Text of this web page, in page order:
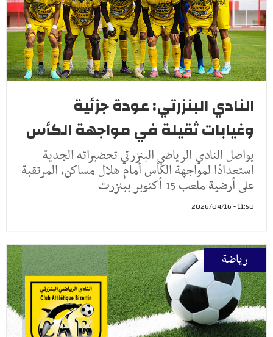
النادي البنزرتي: عودة جزئية
وغيابات ثقيلة في مواجهة الكأس
يواصل النادي الرياضي البنزرتي تحضيراته الجدية
استعدادًا لمواجهة الكأس أمام هلال مساكن، المرتقبة
على أرضية ملعب 15 أكتوبر ببنزرت
11:50 - 2026/04/16
رياضة